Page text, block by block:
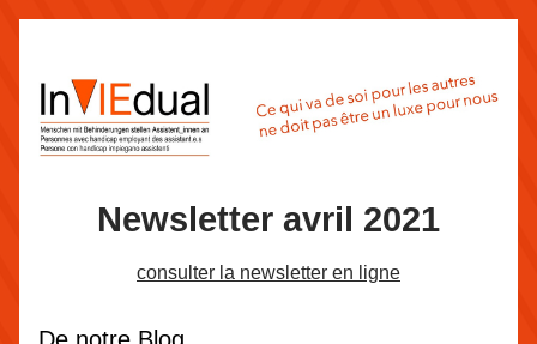
Newsletter avril 2021
consulter la newsletter en ligne